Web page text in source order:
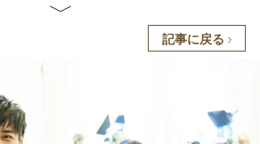
記事に戻る